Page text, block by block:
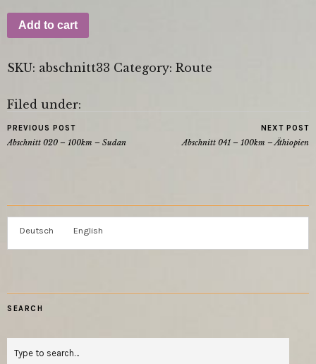
Add to cart
SKU: abschnitt33 Category: Route
Filed under:
PREVIOUS POST
Abschnitt 020 – 100km – Sudan
NEXT POST
Abschnitt 041 – 100km – Äthiopien
Deutsch English
SEARCH